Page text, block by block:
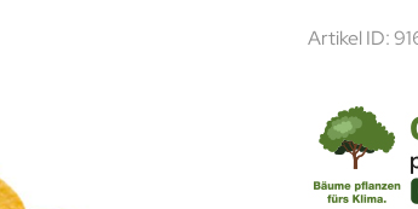
Artikel ID: